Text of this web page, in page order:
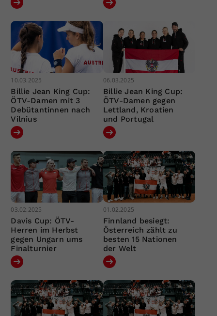
10.03.2025
Billie Jean King Cup:
ÖTV-Damen mit 3
Debütantinnen nach
Vilnius
06.03.2025
Billie Jean King Cup:
ÖTV-Damen gegen
Lettland, Kroatien
und Portugal
03.02.2025
Davis Cup: ÖTV-
Herren im Herbst
gegen Ungarn ums
Finalturnier
01.02.2025
Finnland besiegt:
Österreich zählt zu
besten 15 Nationen
der Welt